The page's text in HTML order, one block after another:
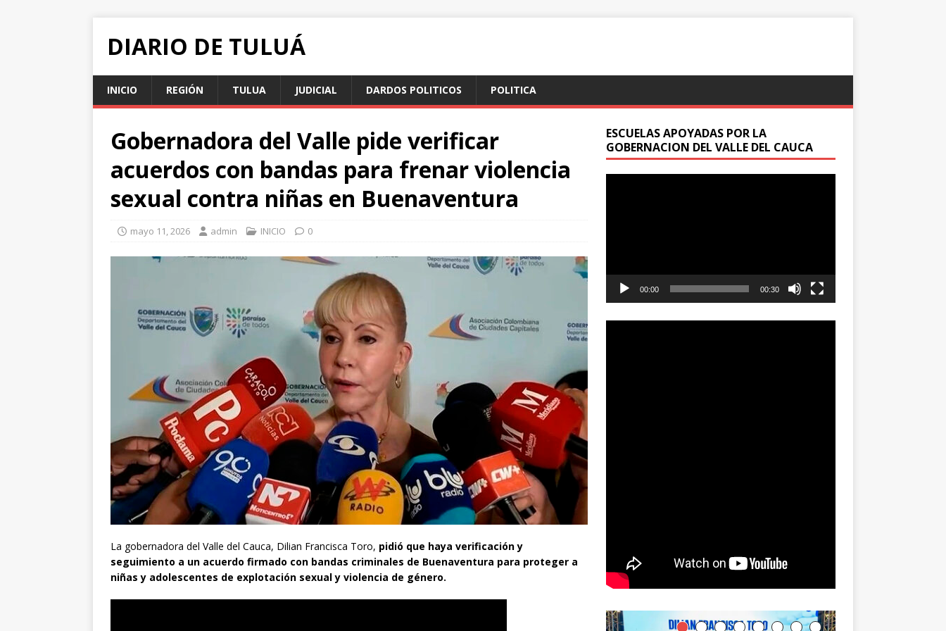
DIARIO DE TULUÁ
INICIO REGIÓN TULUA JUDICIAL DARDOS POLITICOS POLITICA
Gobernadora del Valle pide verificar
acuerdos con bandas para frenar violencia
sexual contra niñas en Buenaventura
mayo 11, 2026 admin INICIO 0
La gobernadora del Valle del Cauca, Dilian Francisca Toro, pidió que haya verificación y
seguimiento a un acuerdo firmado con bandas criminales de Buenaventura para proteger a
niñas y adolescentes de explotación sexual y violencia de género.
ESCUELAS APOYADAS POR LA
GOBERNACION DEL VALLE DEL CAUCA
00:00 00:30